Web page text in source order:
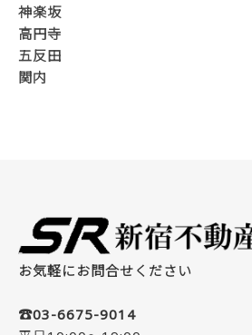
神楽坂
高円寺
五反田
関内
お気軽にお問合せください
☎03-6675-9014